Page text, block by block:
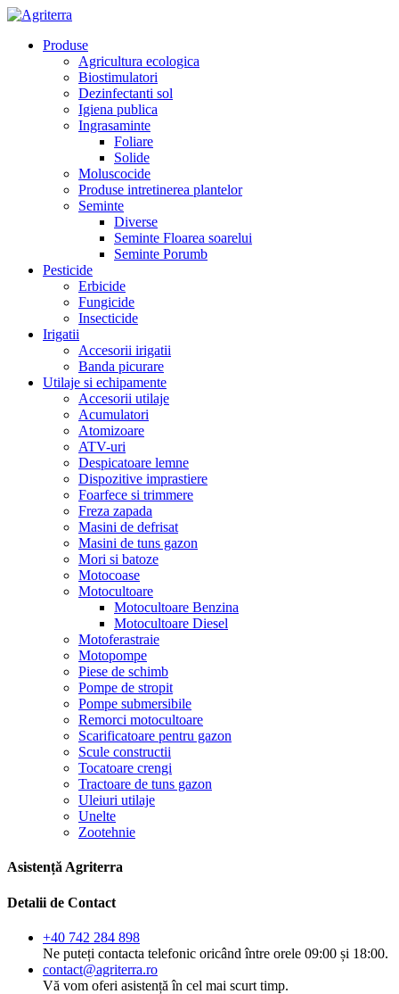
Produse
Agricultura ecologica
Biostimulatori
Dezinfectanti sol
Igiena publica
Ingrasaminte
Foliare
Solide
Moluscocide
Produse intretinerea plantelor
Seminte
Diverse
Seminte Floarea soarelui
Seminte Porumb
Pesticide
Erbicide
Fungicide
Insecticide
Irigatii
Accesorii irigatii
Banda picurare
Utilaje si echipamente
Accesorii utilaje
Acumulatori
Atomizoare
ATV-uri
Despicatoare lemne
Dispozitive imprastiere
Foarfece si trimmere
Freza zapada
Masini de defrisat
Masini de tuns gazon
Mori si batoze
Motocoase
Motocultoare
Motocultoare Benzina
Motocultoare Diesel
Motoferastraie
Motopompe
Piese de schimb
Pompe de stropit
Pompe submersibile
Remorci motocultoare
Scarificatoare pentru gazon
Scule constructii
Tocatoare crengi
Tractoare de tuns gazon
Uleiuri utilaje
Unelte
Zootehnie
Asistență Agriterra
Detalii de Contact
+40 742 284 898
Ne puteți contacta telefonic oricând între orele 09:00 și 18:00.
contact@agriterra.ro
Vă vom oferi asistență în cel mai scurt timp.